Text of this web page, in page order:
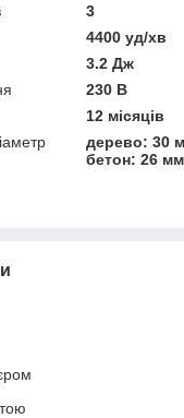
3
4400 уд/хв
3.2 Дж
230 В
12 місяців
дерево: 30
бетон: 26